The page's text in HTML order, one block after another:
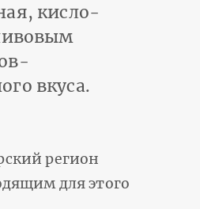
кисло-
вкуса.
регион
для этого